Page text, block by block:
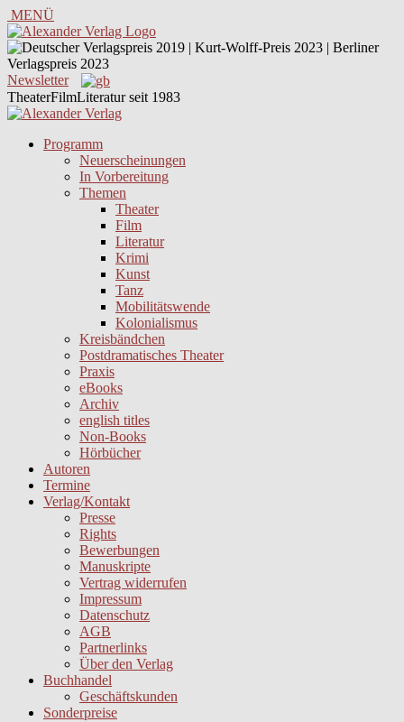
MENÜ
Newsletter
TheaterFilmLiteratur seit 1983
Programm
Neuerscheinungen
In Vorbereitung
Themen
Theater
Film
Literatur
Krimi
Kunst
Tanz
Mobilitätswende
Kolonialismus
Kreisbändchen
Postdramatisches Theater
Praxis
eBooks
Archiv
english titles
Non-Books
Hörbücher
Autoren
Termine
Verlag/Kontakt
Presse
Rights
Bewerbungen
Manuskripte
Vertrag widerrufen
Impressum
Datenschutz
AGB
Partnerlinks
Über den Verlag
Buchhandel
Geschäftskunden
Sonderpreise